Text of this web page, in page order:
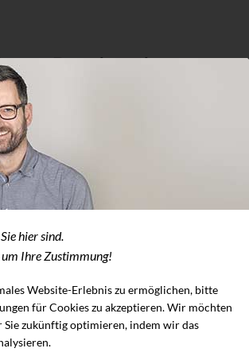
Design im
der Badezimmer in den letzten
stürmisch und rasant. Sie machte
oder Verlängerungen von Küchen das,
mit Fug und Recht Wohlfühltempel
Miniheizkörpern und geschmückt mit
und Plastikspiegelschrank. Die
lassen vieles an Technik in den Wänden
Heizkörper sind groß und
und die Armaturen machen
Wassertemperatur zum Kinderspiel.
hier sind.
um Ihre Zustimmung!
Website-Erlebnis zu ermöglichen, bitte
für Cookies zu akzeptieren. Wir möchten
Sie zukünftig optimieren, indem wir das